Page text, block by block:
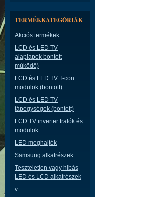
TERMÉKKATEGÓRIÁK
Akciós termékek
LCD és LED TV
alaplapok bontott
múködő)
LCD és LED TV T-con
modulok (bontott)
LCD és LED TV
tápegységek (bontott)
LCD TV inverter trafók és
modulok
LED meghajtók
Samsung alkatrészek
Teszteletlen vagy hibás
LED és LCD alkatrészek
v